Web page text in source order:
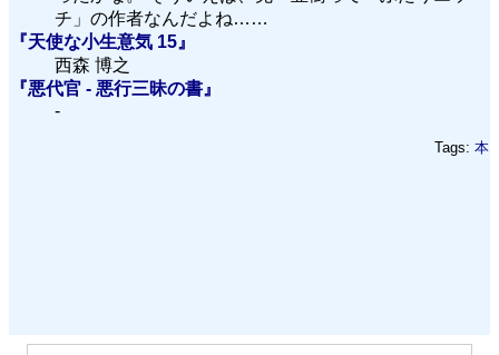
チ」の作者なんだよね……
『天使な小生意気 15』
西森 博之
『悪代官 - 悪行三昧の書』
-
Tags: 本